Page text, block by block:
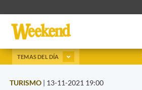
TEMAS DEL DÍA
TURISMO | 13-11-2021 19:00